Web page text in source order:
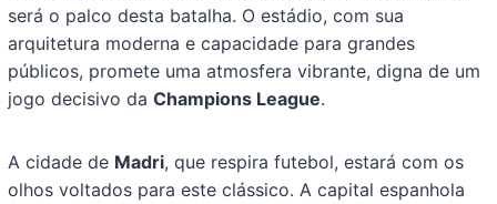
será o palco desta batalha. O estádio, com sua
arquitetura moderna e capacidade para grandes
públicos, promete uma atmosfera vibrante, digna de um
jogo decisivo daChampions League.
A cidade de Madri, que respira futebol, estará com os
olhos voltados para este clássico. A capital espanhola